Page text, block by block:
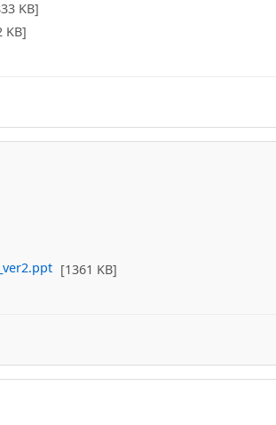
KB]
KB]
[1361 KB]